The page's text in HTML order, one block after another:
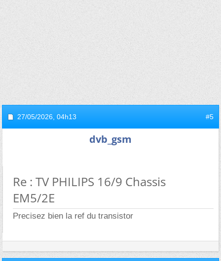
27/05/2026, 04h13 #5
dvb_gsm
Re : TV PHILIPS 16/9 Chassis
EM5/2E
Precisez bien la ref du transistor